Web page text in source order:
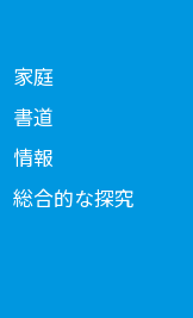
家庭
書道
情報
総合的な探究